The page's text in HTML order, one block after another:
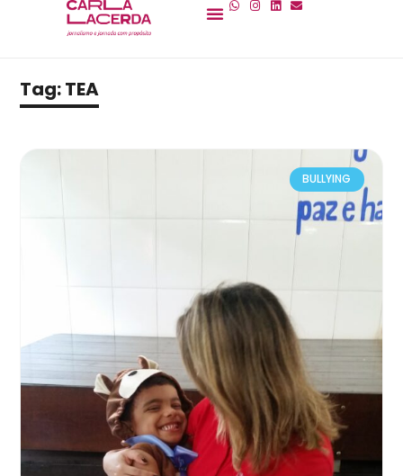
Tag: TEA
BULLYING